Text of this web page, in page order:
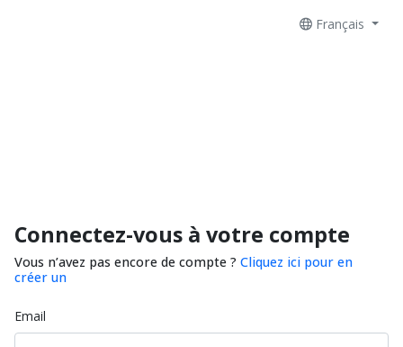
Français
Connectez-vous à votre compte
Vous n’avez pas encore de compte ? Cliquez ici pour en
créer un
Email